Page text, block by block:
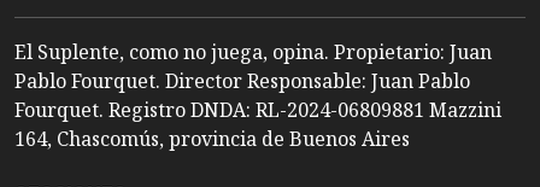
El Suplente, como no juega, opina. Propietario: Juan
Pablo Fourquet. Director Responsable: Juan Pablo
Fourquet. Registro DNDA: RL-2024-06809881 Mazzini
164, Chascomús, provincia de Buenos Aires